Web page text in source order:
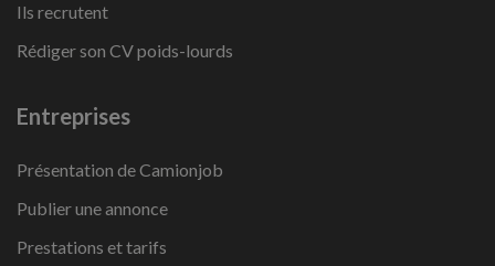
Ils recrutent
Rédiger son CV poids-lourds
Entreprises
Présentation de Camionjob
Publier une annonce
Prestations et tarifs